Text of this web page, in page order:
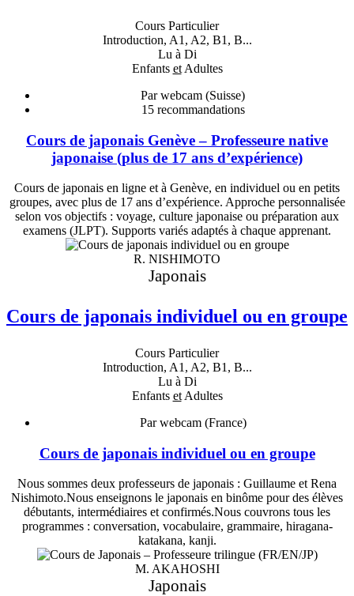
Cours Particulier
Introduction, A1, A2, B1, B...
Lu à Di
Enfants etAdultes
Par webcam (Suisse)
15recommandations
Cours de japonais Genève – Professeure native
japonaise (plus de 17 ans d’expérience)
Cours de japonais en ligne et à Genève, en individuel ou en petits
groupes, avec plus de 17 ans d’expérience. Approche personnalisée
selon vos objectifs : voyage, culture japonaise ou préparation aux
examens (JLPT). Supports variés adaptés à chaque apprenant.
R. NISHIMOTO
Japonais
Cours de japonais individuel ou en groupe
Cours Particulier
Introduction, A1, A2, B1, B...
Lu à Di
Enfants etAdultes
Par webcam (France)
Cours de japonais individuel ou en groupe
Nous sommes deux professeurs de japonais : Guillaume et Rena
Nishimoto.Nous enseignons le japonais en binôme pour des élèves
débutants, intermédiaires et confirmés.Nous couvrons tous les
programmes : conversation, vocabulaire, grammaire, hiragana-
katakana, kanji.
M. AKAHOSHI
Japonais